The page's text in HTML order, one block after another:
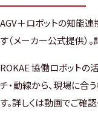
AGV＋ロボットの知能
す（メーカー公式提供）
ROKAE 協働ロボットの
チ・動線から、現場に合
す。詳しくは動画でご確認